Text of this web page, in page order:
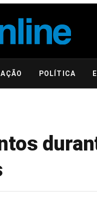
POLÍTICA